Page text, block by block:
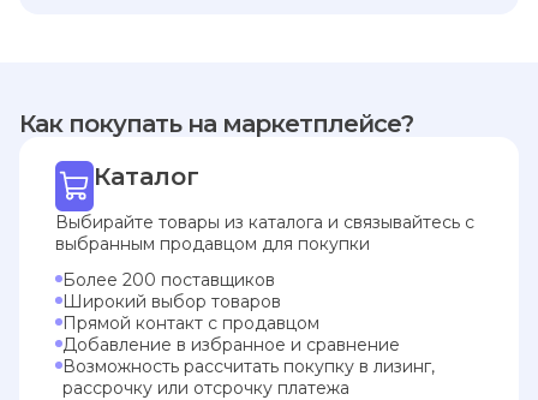
Как покупать на маркетплейсе?
Каталог
Выбирайте товары из каталога и связывайтесь с
выбранным продавцом для покупки
Более 200 поставщиков
Широкий выбор товаров
Прямой контакт с продавцом
Добавление в избранное и сравнение
Возможность рассчитать покупку в лизинг,
рассрочку или отсрочку платежа